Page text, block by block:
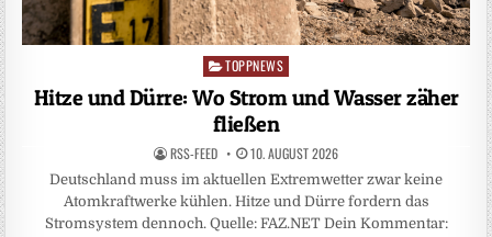
Posted
in
TOPPNEWS
Hitze und Dürre: Wo Strom und Wasser zäher
fließen
RSS-FEED 10. AUGUST 2026
Deutschland muss im aktuellen Extremwetter zwar keine
Atomkraftwerke kühlen. Hitze und Dürre fordern das
Stromsystem dennoch. Quelle: FAZ.NET Dein Kommentar: